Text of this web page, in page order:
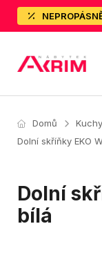
Domů
Dolní skříňky EKO
Dolní
bílá